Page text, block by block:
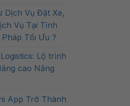
Dịch Vụ Đặt Xe,
Vụ Tại Tỉnh
Tối Ưu ?
Lộ trình
cao Năng
App Trở Thành